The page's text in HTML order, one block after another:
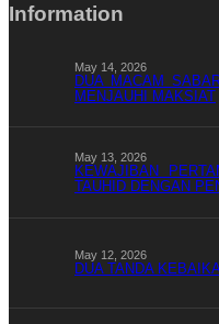
Information
May 14, 2026
DUA MACAM
MENJAUHI MAKSIAT
May 13, 2026
KEWAJIBAN
TAUHID DENGAN
May 12, 2026
DUA TANDA